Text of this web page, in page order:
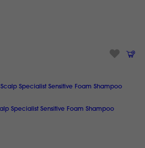
Specialist Sensitive Foam Shampoo